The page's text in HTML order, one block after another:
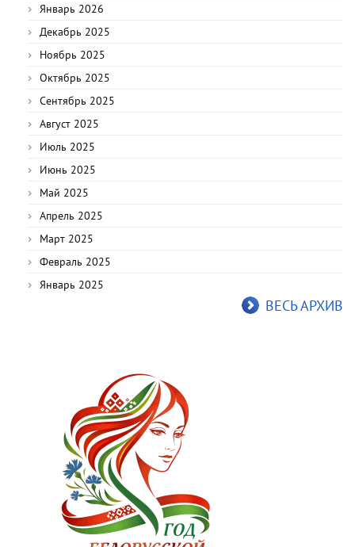
Январь 2026
Декабрь 2025
Ноябрь 2025
Октябрь 2025
Сентябрь 2025
Август 2025
Июль 2025
Июнь 2025
Май 2025
Апрель 2025
Март 2025
Февраль 2025
Январь 2025
ВЕСЬ АРХИВ